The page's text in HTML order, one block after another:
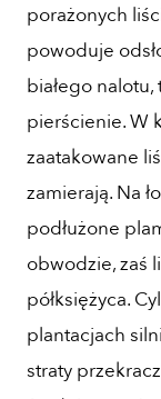
porażonych
powoduje
białego
pierścienie. W
zaatakowane
zamierają. Na
podłużone
obwodzie, zaś
półksiężyca.
plantacjach
straty